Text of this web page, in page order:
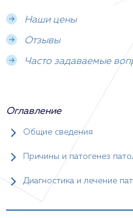
Наши цены
Отзывы
Часто задаваемые
Оглавление
Общие сведения
Причины и патогенез
Диагностика и лечение